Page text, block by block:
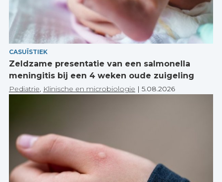
CASUÏSTIEK
Zeldzame presentatie van een salmonella
meningitis bij een 4 weken oude zuigeling
Pediatrie, Klinische en microbiologie | 5.08.2026